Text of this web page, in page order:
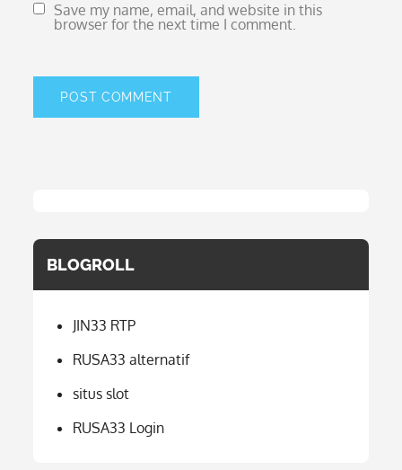
Save my name, email, and website in this
browser for the next time I comment.
BLOGROLL
JIN33 RTP
RUSA33 alternatif
situs slot
RUSA33 Login